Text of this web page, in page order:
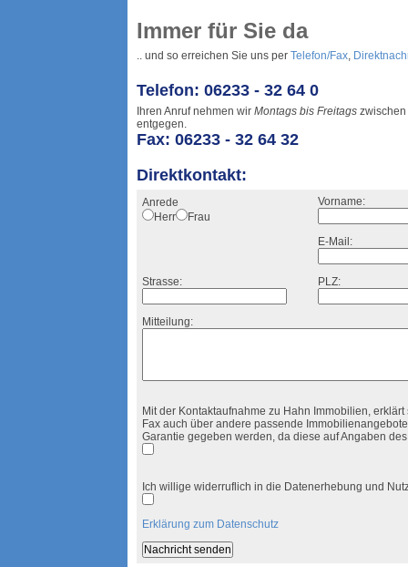
Immer für Sie da
.. und so erreichen Sie uns per Telefon/Fax,
Telefon: 06233 - 32 64 0
Ihren Anruf nehmen wir Montags bis Freitags zwischen
entgegen.
Fax: 06233 - 32 64 32
Direktkontakt:
Anrede
Herr
Frau
Vorname:
E-Mail:
Strasse: PLZ:
Mitteilung:
Mit der Kontaktaufnahme zu Hahn Immobilien,
Fax auch über andere passende
Garantie gegeben werden, da diese auf Angaben
Ich willige widerruflich in die Datenerhebung und
Erklärung zum Datenschutz